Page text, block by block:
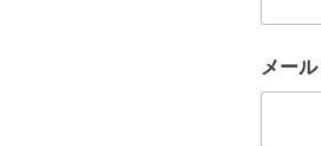
メール